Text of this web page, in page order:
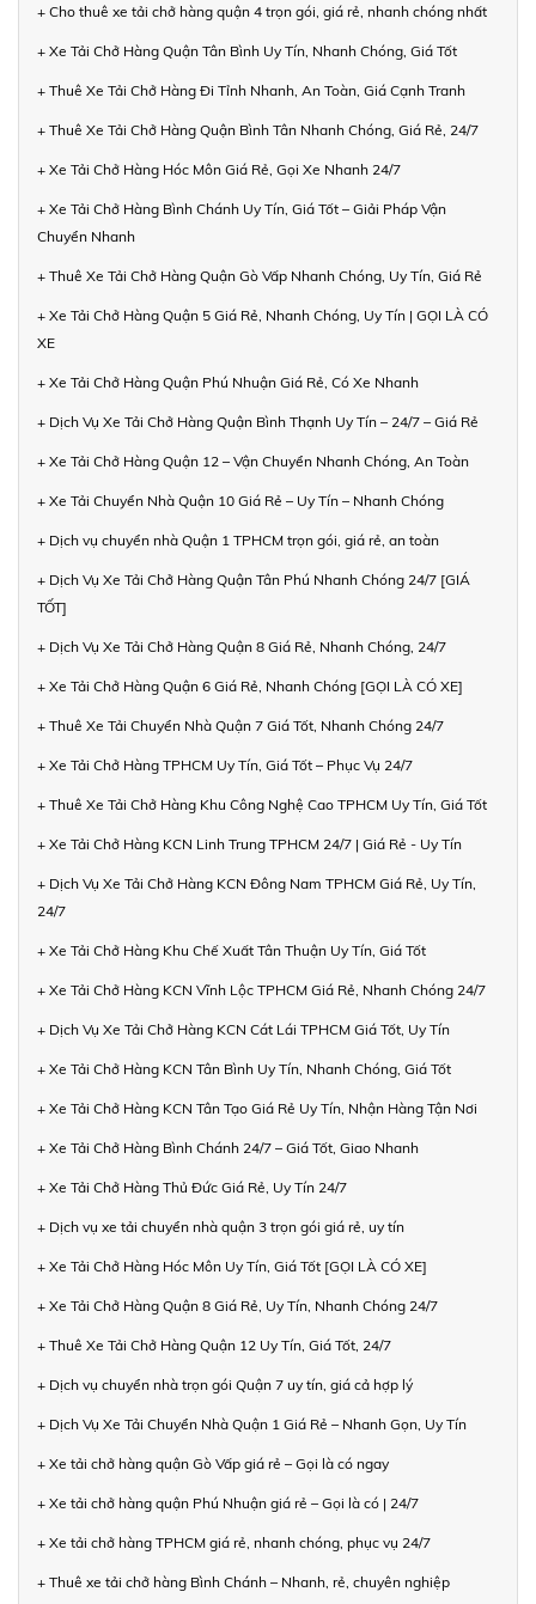
+ Cho thuê xe tải chở hàng quận 4 trọn gói, giá rẻ, nhanh chóng nhất
+ Xe Tải Chở Hàng Quận Tân Bình Uy Tín, Nhanh Chóng, Giá Tốt
+ Thuê Xe Tải Chở Hàng Đi Tỉnh Nhanh, An Toàn, Giá Cạnh Tranh
+ Thuê Xe Tải Chở Hàng Quận Bình Tân Nhanh Chóng, Giá Rẻ, 24/7
+ Xe Tải Chở Hàng Hóc Môn Giá Rẻ, Gọi Xe Nhanh 24/7
+ Xe Tải Chở Hàng Bình Chánh Uy Tín, Giá Tốt – Giải Pháp Vận
Chuyển Nhanh
+ Thuê Xe Tải Chở Hàng Quận Gò Vấp Nhanh Chóng, Uy Tín, Giá Rẻ
+ Xe Tải Chở Hàng Quận 5 Giá Rẻ, Nhanh Chóng, Uy Tín | GỌI LÀ CÓ
XE
+ Xe Tải Chở Hàng Quận Phú Nhuận Giá Rẻ, Có Xe Nhanh
+ Dịch Vụ Xe Tải Chở Hàng Quận Bình Thạnh Uy Tín – 24/7 – Giá Rẻ
+ Xe Tải Chở Hàng Quận 12 – Vận Chuyển Nhanh Chóng, An Toàn
+ Xe Tải Chuyển Nhà Quận 10 Giá Rẻ – Uy Tín – Nhanh Chóng
+ Dịch vụ chuyển nhà Quận 1 TPHCM trọn gói, giá rẻ, an toàn
+ Dịch Vụ Xe Tải Chở Hàng Quận Tân Phú Nhanh Chóng 24/7 [GIÁ
TỐT]
+ Dịch Vụ Xe Tải Chở Hàng Quận 8 Giá Rẻ, Nhanh Chóng, 24/7
+ Xe Tải Chở Hàng Quận 6 Giá Rẻ, Nhanh Chóng [GỌI LÀ CÓ XE]
+ Thuê Xe Tải Chuyển Nhà Quận 7 Giá Tốt, Nhanh Chóng 24/7
+ Xe Tải Chở Hàng TPHCM Uy Tín, Giá Tốt – Phục Vụ 24/7
+ Thuê Xe Tải Chở Hàng Khu Công Nghệ Cao TPHCM Uy Tín, Giá Tốt
+ Xe Tải Chở Hàng KCN Linh Trung TPHCM 24/7 | Giá Rẻ - Uy Tín
+ Dịch Vụ Xe Tải Chở Hàng KCN Đông Nam TPHCM Giá Rẻ, Uy Tín,
24/7
+ Xe Tải Chở Hàng Khu Chế Xuất Tân Thuận Uy Tín, Giá Tốt
+ Xe Tải Chở Hàng KCN Vĩnh Lộc TPHCM Giá Rẻ, Nhanh Chóng 24/7
+ Dịch Vụ Xe Tải Chở Hàng KCN Cát Lái TPHCM Giá Tốt, Uy Tín
+ Xe Tải Chở Hàng KCN Tân Bình Uy Tín, Nhanh Chóng, Giá Tốt
+ Xe Tải Chở Hàng KCN Tân Tạo Giá Rẻ Uy Tín, Nhận Hàng Tận Nơi
+ Xe Tải Chở Hàng Bình Chánh 24/7 – Giá Tốt, Giao Nhanh
+ Xe Tải Chở Hàng Thủ Đức Giá Rẻ, Uy Tín 24/7
+ Dịch vụ xe tải chuyển nhà quận 3 trọn gói giá rẻ, uy tín
+ Xe Tải Chở Hàng Hóc Môn Uy Tín, Giá Tốt [GỌI LÀ CÓ XE]
+ Xe Tải Chở Hàng Quận 8 Giá Rẻ, Uy Tín, Nhanh Chóng 24/7
+ Thuê Xe Tải Chở Hàng Quận 12 Uy Tín, Giá Tốt, 24/7
+ Dịch vụ chuyển nhà trọn gói Quận 7 uy tín, giá cả hợp lý
+ Dịch Vụ Xe Tải Chuyển Nhà Quận 1 Giá Rẻ – Nhanh Gọn, Uy Tín
+ Xe tải chở hàng quận Gò Vấp giá rẻ – Gọi là có ngay
+ Xe tải chở hàng quận Phú Nhuận giá rẻ – Gọi là có | 24/7
+ Xe tải chở hàng TPHCM giá rẻ, nhanh chóng, phục vụ 24/7
+ Thuê xe tải chở hàng Bình Chánh – Nhanh, rẻ, chuyên nghiệp